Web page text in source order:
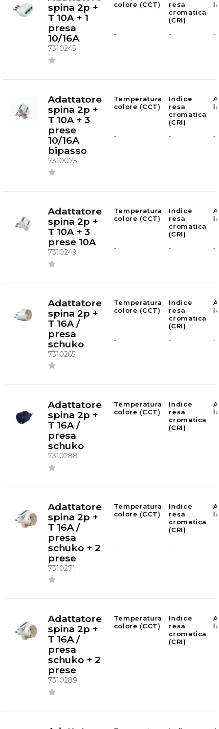
spina 2p +
T 10A + 1
presa
10/16A
7310245
colore (CCT)
resa
cromatica
(CRI)
- - -
Adattatore
spina 2p +
T 10A + 3
prese
10/16A
bipasso
7310075
Temperatura
colore (CCT)
Indice
resa
cromatica
(CRI)
- - -
Adattatore
spina 2p +
T 10A + 3
prese 10A
7310249
Temperatura
colore (CCT)
Indice
resa
cromatica
(CRI)
- - -
Adattatore
spina 2p +
T 16A /
presa
schuko
7310265
Temperatura
colore (CCT)
Indice
resa
cromatica
(CRI)
- - -
Adattatore
spina 2p +
T 16A /
presa
schuko
7310288
Temperatura
colore (CCT)
Indice
resa
cromatica
(CRI)
- - -
Adattatore
spina 2p +
T 16A /
presa
schuko + 2
prese
7310271
Temperatura
colore (CCT)
Indice
resa
cromatica
(CRI)
- - -
Adattatore
spina 2p +
T 16A /
presa
schuko + 2
prese
7310289
Temperatura
colore (CCT)
Indice
resa
cromatica
(CRI)
- - -